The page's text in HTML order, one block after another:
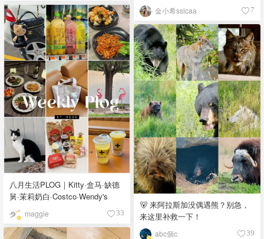
金小希ssicaa 7
八月生活PLOG｜Kitty·盒马·缺德
舅·茉莉奶白·Costco·Wendy's
maggie 33
🐻 来阿拉斯加没偶遇熊？别急，
来这里补救一下！
abc個c 39